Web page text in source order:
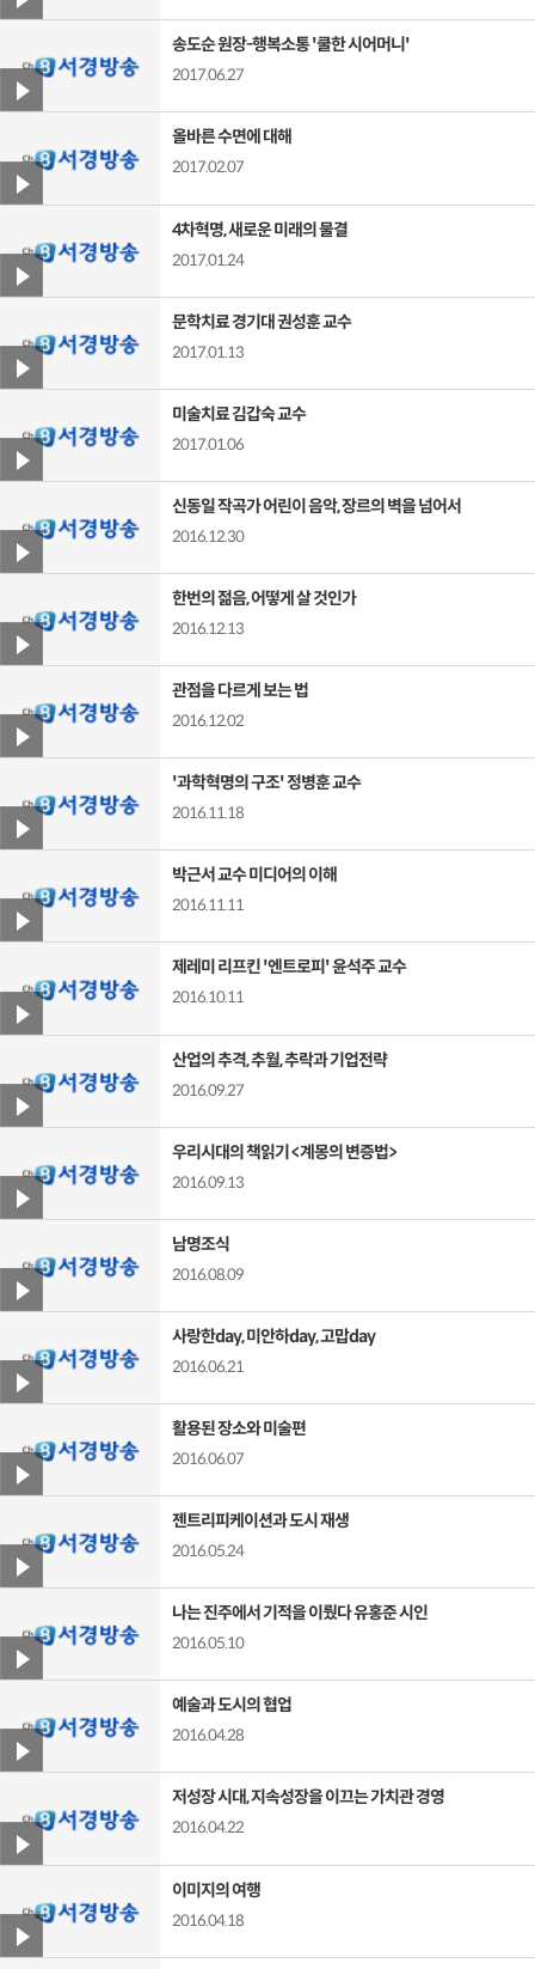
송도순 원장-행복소통 '쿨한 시어머니'
2017.06.27
올바른 수면에 대해
2017.02.07
4차혁명, 새로운 미래의 물결
2017.01.24
문학치료 경기대 권성훈 교수
2017.01.13
미술치료 김갑숙 교수
2017.01.06
신동일 작곡가 어린이 음악, 장르의 벽을 넘어서
2016.12.30
한번의 젊음, 어떻게 살 것인가
2016.12.13
관점을 다르게 보는 법
2016.12.02
'과학혁명의 구조' 정병훈 교수
2016.11.18
박근서 교수 미디어의 이해
2016.11.11
제레미 리프킨 '엔트로피' 윤석주 교수
2016.10.11
산업의 추격, 추월, 추락과 기업전략
2016.09.27
우리시대의 책읽기 <계몽의 변증법>
2016.09.13
남명조식
2016.08.09
사랑한day, 미안하day, 고맙day
2016.06.21
활용된 장소와 미술편
2016.06.07
젠트리피케이션과 도시 재생
2016.05.24
나는 진주에서 기적을 이뤘다 유홍준 시인
2016.05.10
예술과 도시의 협업
2016.04.28
저성장 시대, 지속성장을 이끄는 가치관 경영
2016.04.22
이미지의 여행
2016.04.18